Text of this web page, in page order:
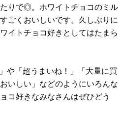
りで◎。ホワイトチョコのミル
ごくおいしいです。久しぶりに
イトチョコ好きとしてはたまら
や「超うまいね！」「大量に買
いしい」などのようにいろんな
コ好きなみなさんはぜひどう